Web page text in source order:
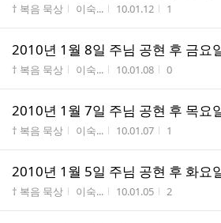
게시판명
† 복음 묵상 작성자
이숙... 작성시간
10.01.12 조회수
1
2010년 1월 8일 주님 공현 후 금요
게시판명
† 복음 묵상 작성자
이숙... 작성시간
10.01.08 조회수
0
2010년 1월 7일 주님 공현 후 목요
게시판명
† 복음 묵상 작성자
이숙... 작성시간
10.01.07 조회수
1
2010년 1월 5일 주님 공현 후 화요
게시판명
† 복음 묵상 작성자
이숙... 작성시간
10.01.05 조회수
2